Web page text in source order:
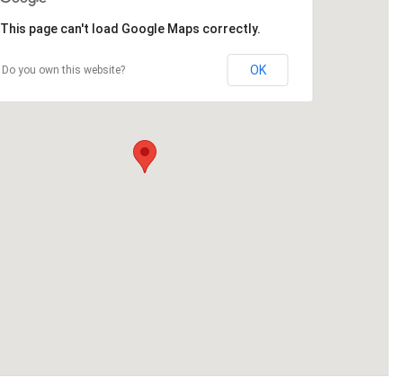
This page can't load Google Maps correctly.
Do you own this website? OK